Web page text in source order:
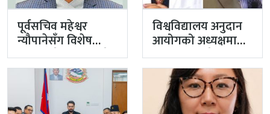
पूर्वसचिव महेश्वर
न्यौपानेसँग विशेष
अदालतले माग्यो साढे
४ लाख धरौटी
विश्वविद्यालय अनुदान
आयोगको अध्यक्षमा
खड्गबहादुर केसी,
सचिवमा नर्स रोजी
श्रेष्ठ…